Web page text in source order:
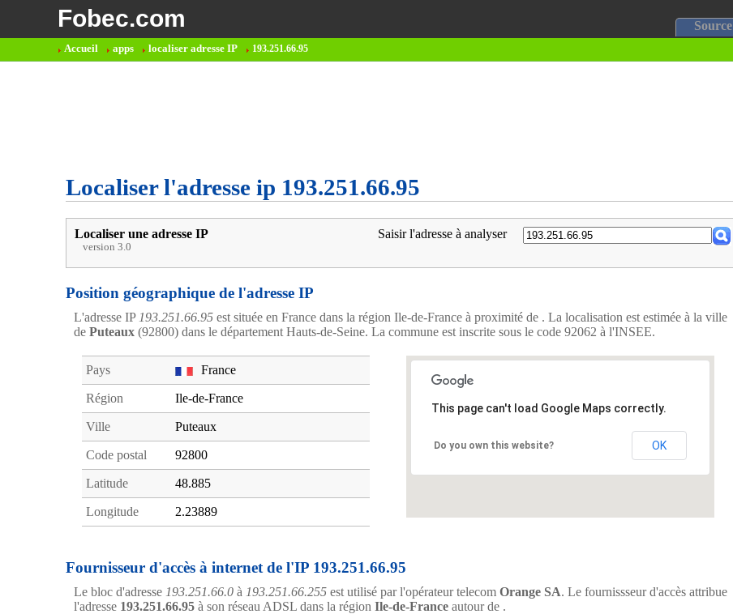
Fobec.com Source
Accueil apps localiser adresse IP 193.251.66.95
Localiser l'adresse ip 193.251.66.95
Localiser une adresse IP
version 3.0
Saisir l'adresse à analyser
Position géographique de l'adresse IP
L'adresse IP 193.251.66.95 est située en France dans la région Ile-de-France à proximité de . La localisation est estimée à la ville
de Puteaux (92800) dans le département Hauts-de-Seine. La commune est inscrite sous le code 92062 à l'INSEE.
Pays France
Région Ile-de-France
Ville Puteaux
Code postal 92800
Latitude 48.885
Longitude 2.23889
This page can't load Google Maps correctly.
Do you own this website? OK
Fournisseur d'accès à internet de l'IP 193.251.66.95
Le bloc d'adresse 193.251.66.0 à 193.251.66.255 est utilisé par l'opérateur telecom Orange SA. Le fournissseur d'accès attribue
l'adresse 193.251.66.95 à son réseau ADSL dans la région Ile-de-France autour de .